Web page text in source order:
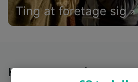
Ting at foretage sig
Hvad kunder siger om